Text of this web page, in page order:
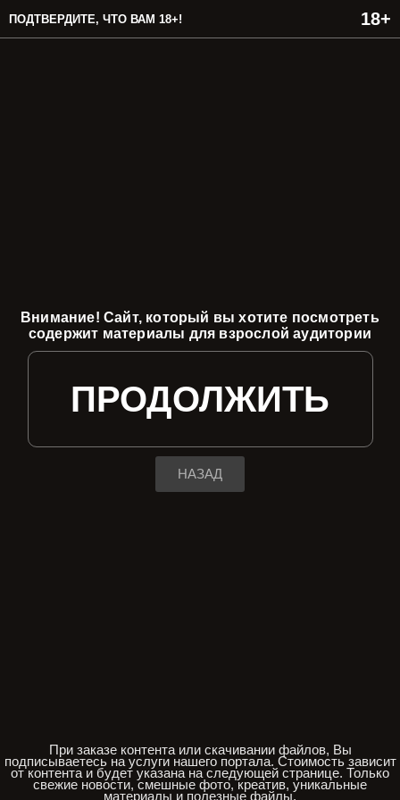
ПОДТВЕРДИТЕ, ЧТО ВАМ 18+!
Внимание! Сайт, который вы хотите посмотреть
содержит материалы для взрослой аудитории
ПРОДОЛЖИТЬ
НАЗАД
При заказе контента или скачивании файлов, Вы
подписываетесь на услуги нашего портала. Стоимость зависит
от контента и будет указана на следующей странице. Только
свежие новости, смешные фото, креатив, уникальные
материалы и полезные файлы.